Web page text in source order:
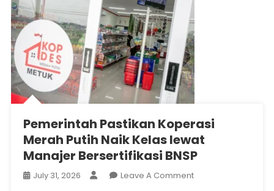
Pemerintah Pastikan Koperasi
Merah Putih Naik Kelas lewat
Manajer Bersertifikasi BNSP
July 31, 2026 Leave A CommentOn